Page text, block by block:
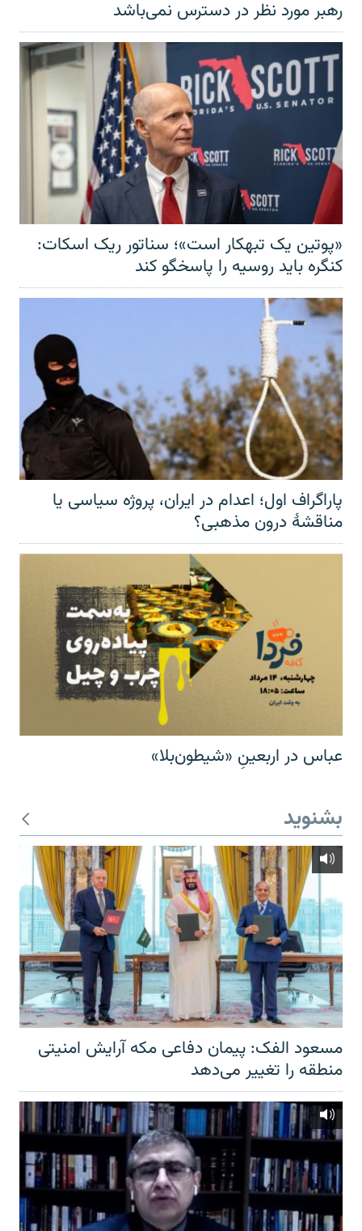
رهبر مورد نظر در دسترس نمی‌باشد
«پوتین یک تبهکار است»؛ سناتور ریک اسکات:
کنگره باید روسیه را پاسخگو کند
پاراگراف اول؛ اعدام در ایران، پروژه سیاسی یا
مناقشهٔ درون مذهبی؟
عباس در اربعینِ «شیطون‌بلا»
بشنوید
مسعود الفک: پیمان دفاعی مکه آرایش امنیتی
منطقه را تغییر می‌دهد